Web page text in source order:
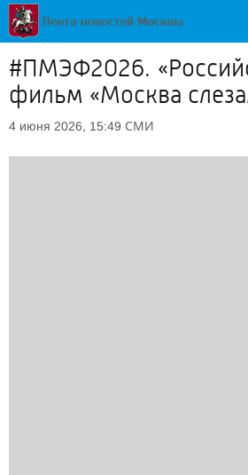
#ПМЭФ2026.
фильм «Москва
4 июня 2026, 15:49 СМИ